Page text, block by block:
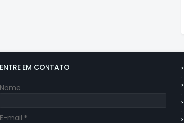
ENTRE EM CONTATO
Nome
E-mail *